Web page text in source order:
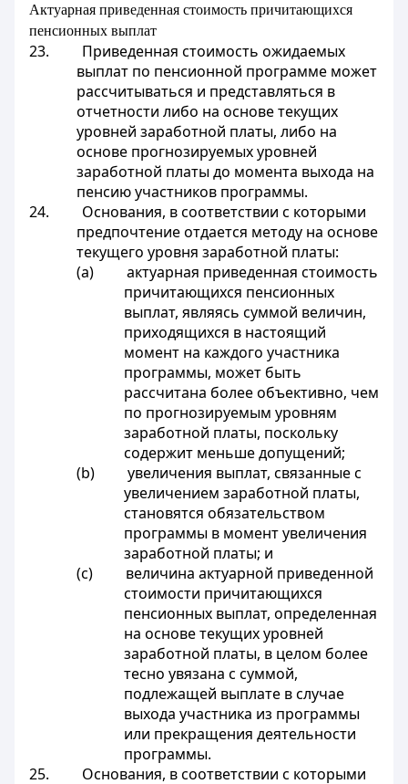
Актуарная приведенная стоимость причитающихся
пенсионных выплат
23. Приведенная стоимость ожидаемых
выплат по пенсионной программе может
рассчитываться и представляться в
отчетности либо на основе текущих
уровней заработной платы, либо на
основе прогнозируемых уровней
заработной платы до момента выхода на
пенсию участников программы.
24. Основания, в соответствии с которыми
предпочтение отдается методу на основе
текущего уровня заработной платы:
(a) актуарная приведенная стоимость
причитающихся пенсионных
выплат, являясь суммой величин,
приходящихся в настоящий
момент на каждого участника
программы, может быть
рассчитана более объективно, чем
по прогнозируемым уровням
заработной платы, поскольку
содержит меньше допущений;
(b) увеличения выплат, связанные с
увеличением заработной платы,
становятся обязательством
программы в момент увеличения
заработной платы; и
(c) величина актуарной приведенной
стоимости причитающихся
пенсионных выплат, определенная
на основе текущих уровней
заработной платы, в целом более
тесно увязана с суммой,
подлежащей выплате в случае
выхода участника из программы
или прекращения деятельности
программы.
25. Основания, в соответствии с которыми